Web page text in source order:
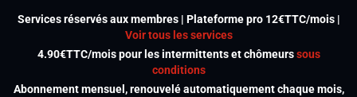
Services réservés aux membres | Plateforme pro 12€TTC/mois |
Voir tous les services
4.90€TTC/mois pour les intermittents et chômeurssous
conditions
Abonnement mensuel, renouvelé automatiquement chaque mois,